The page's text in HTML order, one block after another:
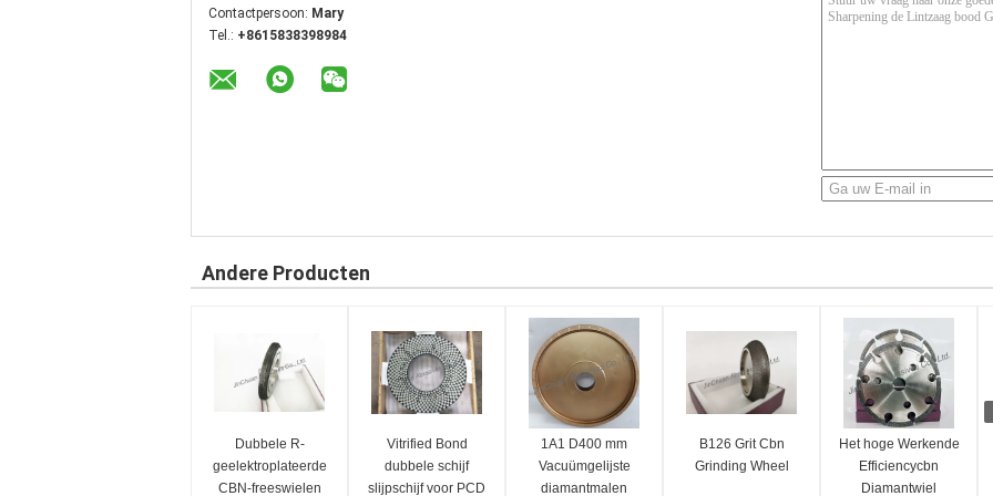
Contactpersoon: Mary
Tel.: +8615838398984
Andere Producten
Dubbele R-
geelektroplateerde
CBN-freeswielen
Vitrified Bond
dubbele schijf
slijpschijf voor PCD
1A1 D400 mm
Vacuümgelijste
diamantmalen
B126 Grit Cbn
Grinding Wheel
Het hoge Werkende
Efficiencycbn
Diamantwiel